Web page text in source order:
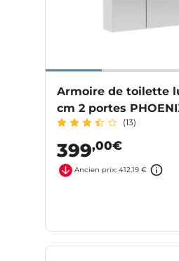
Armoire de toilette
cm 2 portes
(13)
399,00€
Ancien prix: 412,19 €